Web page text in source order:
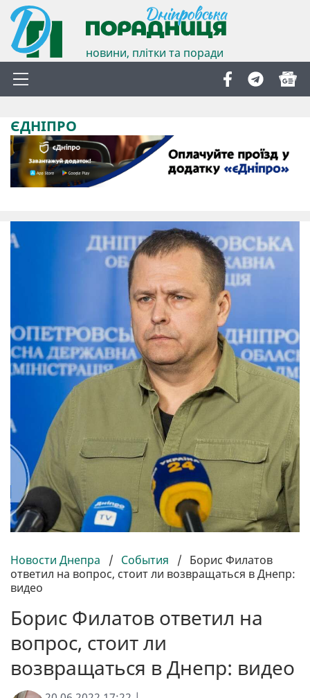
новини, плітки та поради
ЄДНІПРО
Новости Днепра / События / Борис Филатов
ответил на вопрос, стоит ли возвращаться в Днепр:
видео
Борис Филатов ответил на
вопрос, стоит ли
возвращаться в Днепр: видео